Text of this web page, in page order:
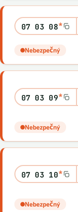
07 03 08*
Nebezpečný
07 03 09*
Nebezpečný
07 03 10*
Nebezpečný